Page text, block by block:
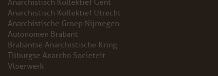
Anarchistisch Kollektief Gent
Anarchistisch Kollektief Utrecht
Anarchistische Groep Nijmegen
Autonomen Brabant
Brabantse Anarchistische Kring
Tilburgse Anarcho Sociëteit
Vloerwerk